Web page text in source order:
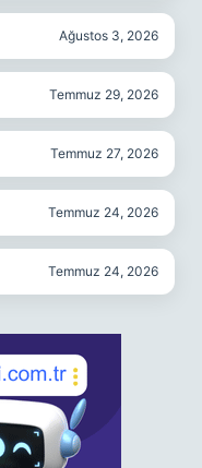
Ağustos 3, 2026
Temmuz 29, 2026
Temmuz 27, 2026
Temmuz 24, 2026
Temmuz 24, 2026